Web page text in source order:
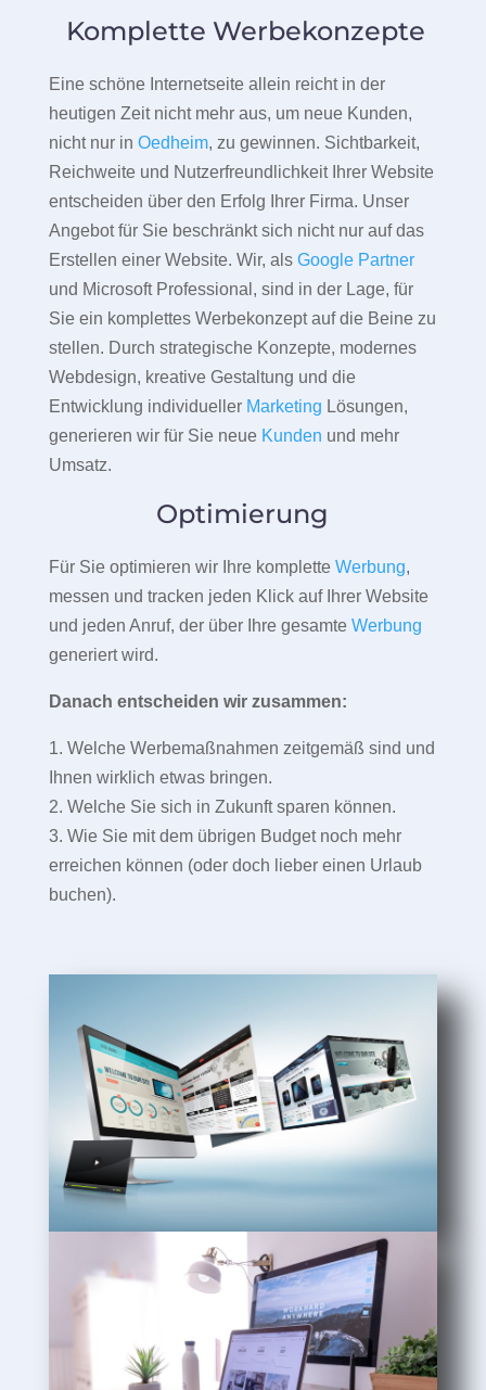
Komplette Werbekonzepte
Eine schöne Internetseite allein reicht in der
heutigen Zeit nicht mehr aus, um neue Kunden,
nicht nur in Oedheim, zu gewinnen. Sichtbarkeit,
Reichweite und Nutzerfreundlichkeit Ihrer Website
entscheiden über den Erfolg Ihrer Firma. Unser
Angebot für Sie beschränkt sich nicht nur auf das
Erstellen einer Website. Wir, als Google Partner
und Microsoft Professional, sind in der Lage, für
Sie ein komplettes Werbekonzept auf die Beine zu
stellen. Durch strategische Konzepte, modernes
Webdesign, kreative Gestaltung und die
Entwicklung individueller Marketing Lösungen,
generieren wir für Sie neue Kunden und mehr
Umsatz.
Optimierung
Für Sie optimieren wir Ihre komplette Werbung,
messen und tracken jeden Klick auf Ihrer Website
und jeden Anruf, der über Ihre gesamte Werbung
generiert wird.
Danach entscheiden wir zusammen:
1. Welche Werbemaßnahmen zeitgemäß sind und
Ihnen wirklich etwas bringen.
2. Welche Sie sich in Zukunft sparen können.
3. Wie Sie mit dem übrigen Budget noch mehr
erreichen können (oder doch lieber einen Urlaub
buchen).